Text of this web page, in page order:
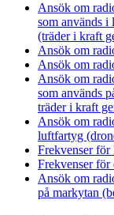
Ansök om
som används i
(träder i kraft
Ansök om
Ansök om
Ansök om
som används
träder i kraft
Ansök om
luftfartyg
Frekvenser för
Frekvenser för
Ansök om
på markytan